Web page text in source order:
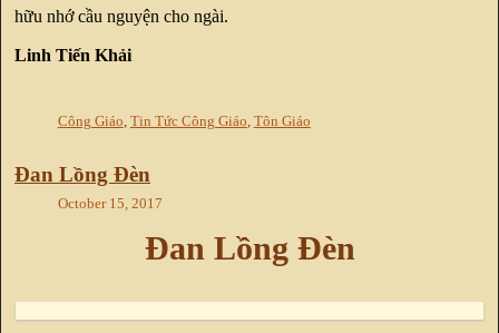
hữu nhớ cầu nguyện cho ngài.
Linh Tiến Khải
Công Giáo, Tin Tức Công Giáo, Tôn Giáo
Đan Lồng Đèn
October 15, 2017
Đan Lồng Đèn